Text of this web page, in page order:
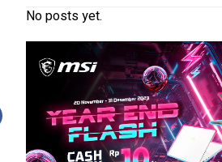
No posts yet.